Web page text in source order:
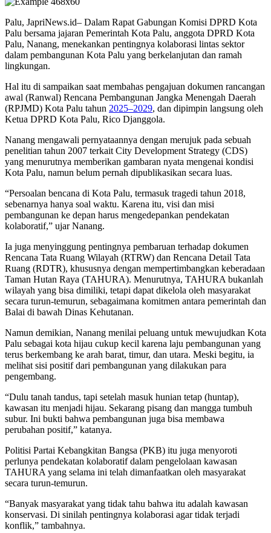
Palu, JapriNews.id– Dalam Rapat Gabungan Komisi DPRD Kota
Palu bersama jajaran Pemerintah Kota Palu, anggota DPRD Kota
Palu, Nanang, menekankan pentingnya kolaborasi lintas sektor
dalam pembangunan Kota Palu yang berkelanjutan dan ramah
lingkungan.
Hal itu di sampaikan saat membahas pengajuan dokumen rancangan
awal (Ranwal) Rencana Pembangunan Jangka Menengah Daerah
(RPJMD) Kota Palu tahun 2025–2029, dan dipimpin langsung oleh
Ketua DPRD Kota Palu, Rico Djanggola.
Nanang mengawali pernyataannya dengan merujuk pada sebuah
penelitian tahun 2007 terkait City Development Strategy (CDS)
yang menurutnya memberikan gambaran nyata mengenai kondisi
Kota Palu, namun belum pernah dipublikasikan secara luas.
“Persoalan bencana di Kota Palu, termasuk tragedi tahun 2018,
sebenarnya hanya soal waktu. Karena itu, visi dan misi
pembangunan ke depan harus mengedepankan pendekatan
kolaboratif,” ujar Nanang.
Ia juga menyinggung pentingnya pembaruan terhadap dokumen
Rencana Tata Ruang Wilayah (RTRW) dan Rencana Detail Tata
Ruang (RDTR), khususnya dengan mempertimbangkan keberadaan
Taman Hutan Raya (TAHURA). Menurutnya, TAHURA bukanlah
wilayah yang bisa dimiliki, tetapi dapat dikelola oleh masyarakat
secara turun-temurun, sebagaimana komitmen antara pemerintah dan
Balai di bawah Dinas Kehutanan.
Namun demikian, Nanang menilai peluang untuk mewujudkan Kota
Palu sebagai kota hijau cukup kecil karena laju pembangunan yang
terus berkembang ke arah barat, timur, dan utara. Meski begitu, ia
melihat sisi positif dari pembangunan yang dilakukan para
pengembang.
“Dulu tanah tandus, tapi setelah masuk hunian tetap (huntap),
kawasan itu menjadi hijau. Sekarang pisang dan mangga tumbuh
subur. Ini bukti bahwa pembangunan juga bisa membawa
perubahan positif,” katanya.
Politisi Partai Kebangkitan Bangsa (PKB) itu juga menyoroti
perlunya pendekatan kolaboratif dalam pengelolaan kawasan
TAHURA yang selama ini telah dimanfaatkan oleh masyarakat
secara turun-temurun.
“Banyak masyarakat yang tidak tahu bahwa itu adalah kawasan
konservasi. Di sinilah pentingnya kolaborasi agar tidak terjadi
konflik,” tambahnya.